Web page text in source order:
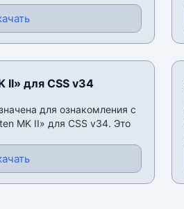
II» для CSS v34
для ознакомления с
MK II» для CSS v34. Это